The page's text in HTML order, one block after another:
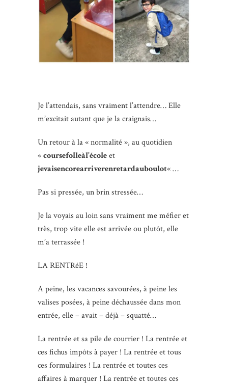
Je l’attendais, sans vraiment l’attendre… Elle
m’excitait autant que je la craignais…
Un retour à la « normalité », au quotidien
«coursefolleàl’écoleet
jevaisencorearriverenretardauboulot« …
Pas si pressée, un brin stressée…
Je la voyais au loin sans vraiment me méfier et
très, trop vite elle est arrivée ou plutôt, elle
m’a terrassée !
LA RENTRéE !
A peine, les vacances savourées, à peine les
valises posées, à peine déchaussée dans mon
entrée, elle – avait – déjà – squatté…
La rentrée et sa pile de courrier ! La rentrée et
ces fichus impôts à payer ! La rentrée et tous
ces formulaires ! La rentrée et toutes ces
affaires à marquer ! La rentrée et toutes ces